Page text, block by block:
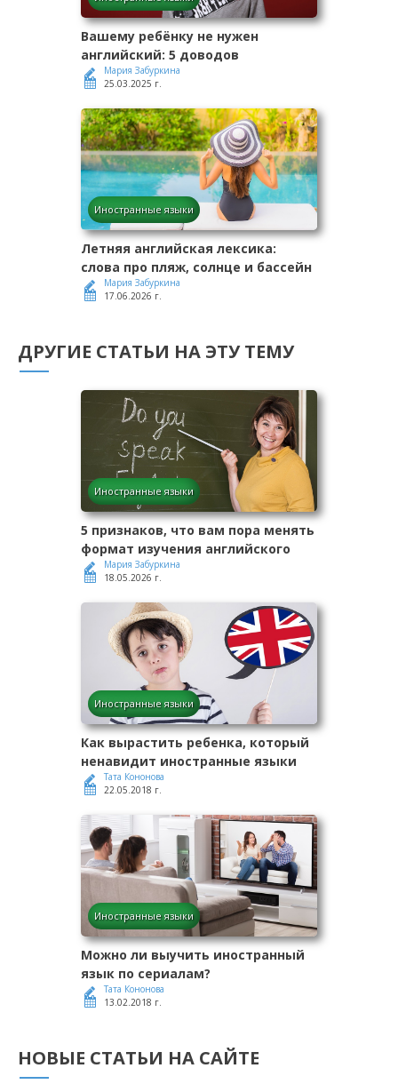
Вашему ребёнку не нужен
английский: 5 доводов
Мария Забуркина
25.03.2025 г.
Иностранные языки
Летняя английская лексика:
слова про пляж, солнце и бассейн
Мария Забуркина
17.06.2026 г.
ДРУГИЕ СТАТЬИ НА ЭТУ ТЕМУ
Иностранные языки
5 признаков, что вам пора менять
формат изучения английского
Мария Забуркина
18.05.2026 г.
Иностранные языки
Как вырастить ребенка, который
ненавидит иностранные языки
Тата Кононова
22.05.2018 г.
Иностранные языки
Можно ли выучить иностранный
язык по сериалам?
Тата Кононова
13.02.2018 г.
НОВЫЕ СТАТЬИ НА САЙТЕ